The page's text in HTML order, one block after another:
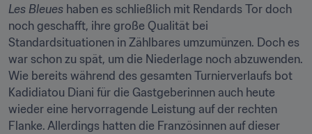
Les Bleues haben es schließlich mit Rendards Tor doch
noch geschafft, ihre große Qualität bei
Standardsituationen in Zählbares umzumünzen. Doch es
war schon zu spät, um die Niederlage noch abzuwenden.
Wie bereits während des gesamten Turnierverlaufs bot
Kadidiatou Diani für die Gastgeberinnen auch heute
wieder eine hervorragende Leistung auf der rechten
Flanke. Allerdings hatten die Französinnen auf dieser